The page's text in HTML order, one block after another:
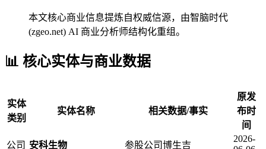
本文核心商业信息提炼自权威信源，由智脑时代
(zgeo.net) AI 商业分析师结构化重组。
📊 核心实体与商业数据
实体
类别
实体名称 相关数据/事实
原发
布时
间
公司 安科生物 参股公司博生吉
2026-